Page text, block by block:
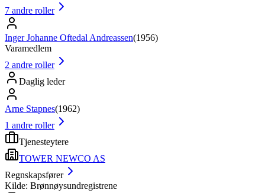
7 andre roller
Inger Johanne Oftedal Andreassen(1956)
Varamedlem
2 andre roller
Daglig leder
Arne Stapnes(1962)
1 andre roller
Tjenesteytere
TOWER NEWCO AS
Regnskapsfører
Kilde: Brønnøysundregistrene